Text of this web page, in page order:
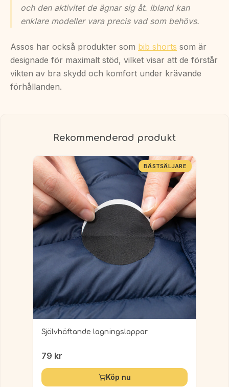
och den aktivitet de ägnar sig åt. Ibland kan
enklare modeller vara precis vad som behövs.
Assos har också produkter som bib shorts som är
designade för maximalt stöd, vilket visar att de förstår
vikten av bra skydd och komfort under krävande
förhållanden.
Rekommenderad produkt
BÄSTSÄLJARE
Självhäftande lagningslappar
79 kr
Köp nu